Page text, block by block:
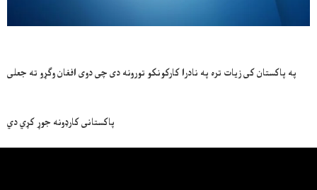
په پاکستان کی زیات تره په نادرا کارکونکو تورونه دی چی دوی افغان وګړو ته جعلی
پاکستانی کارډونه جوړ کړي دي